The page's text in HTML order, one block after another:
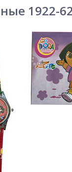
1922-